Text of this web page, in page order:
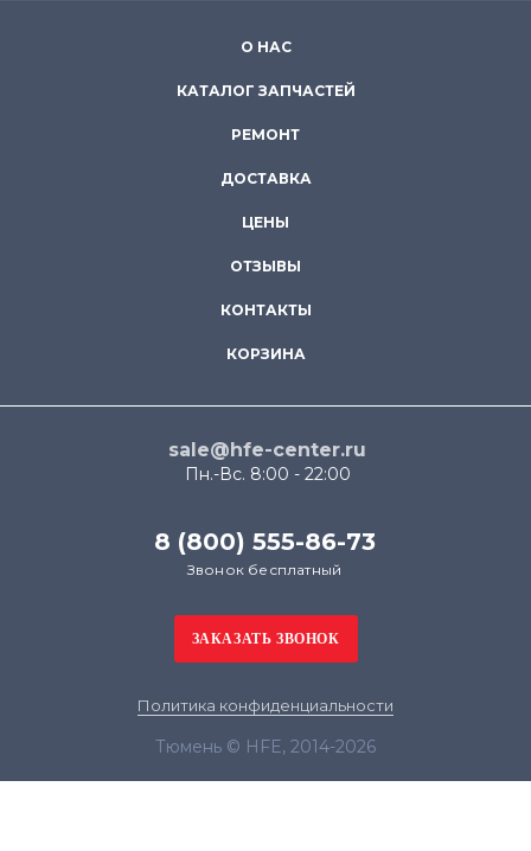
О НАС
КАТАЛОГ ЗАПЧАСТЕЙ
РЕМОНТ
ДОСТАВКА
ЦЕНЫ
ОТЗЫВЫ
КОНТАКТЫ
КОРЗИНА
sale@hfe-center.ru
Пн.-Вс. 8:00 - 22:00
8 (800) 555-86-73
Звонок бесплатный
Политика конфиденциальности
Тюмень © HFE, 2014-2026